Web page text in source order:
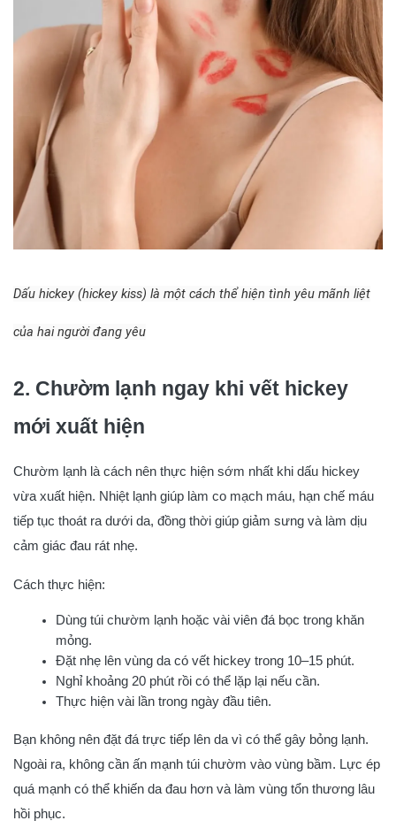
Dấu hickey (hickey kiss) là một cách thể hiện tình yêu mãnh liệt
của hai người đang yêu
2. Chườm lạnh ngay khi vết hickey
mới xuất hiện
Chườm lạnh là cách nên thực hiện sớm nhất khi dấu hickey
vừa xuất hiện. Nhiệt lạnh giúp làm co mạch máu, hạn chế máu
tiếp tục thoát ra dưới da, đồng thời giúp giảm sưng và làm dịu
cảm giác đau rát nhẹ.
Cách thực hiện:
Dùng túi chườm lạnh hoặc vài viên đá bọc trong khăn
mỏng.
Đặt nhẹ lên vùng da có vết hickey trong 10–15 phút.
Nghỉ khoảng 20 phút rồi có thể lặp lại nếu cần.
Thực hiện vài lần trong ngày đầu tiên.
Bạn không nên đặt đá trực tiếp lên da vì có thể gây bỏng lạnh.
Ngoài ra, không cần ấn mạnh túi chườm vào vùng bầm. Lực ép
quá mạnh có thể khiến da đau hơn và làm vùng tổn thương lâu
hồi phục.